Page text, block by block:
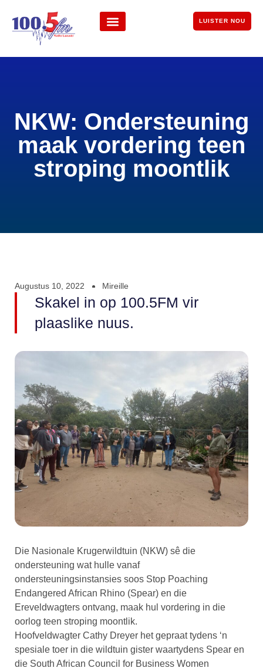
LUISTER NOU
NKW: Ondersteuning
maak vordering teen
stroping moontlik
Augustus 10, 2022 Mireille
Skakel in op 100.5FM vir
plaaslike nuus.
Die Nasionale Krugerwildtuin (NKW) sê die
ondersteuning wat hulle vanaf
ondersteuningsinstansies soos Stop Poaching
Endangered African Rhino (Spear) en die
Ereveldwagters ontvang, maak hul vordering in die
oorlog teen stroping moontlik.
Hoofveldwagter Cathy Dreyer het gepraat tydens ‘n
spesiale toer in die wildtuin gister waartydens Spear en
die South African Council for Business Women